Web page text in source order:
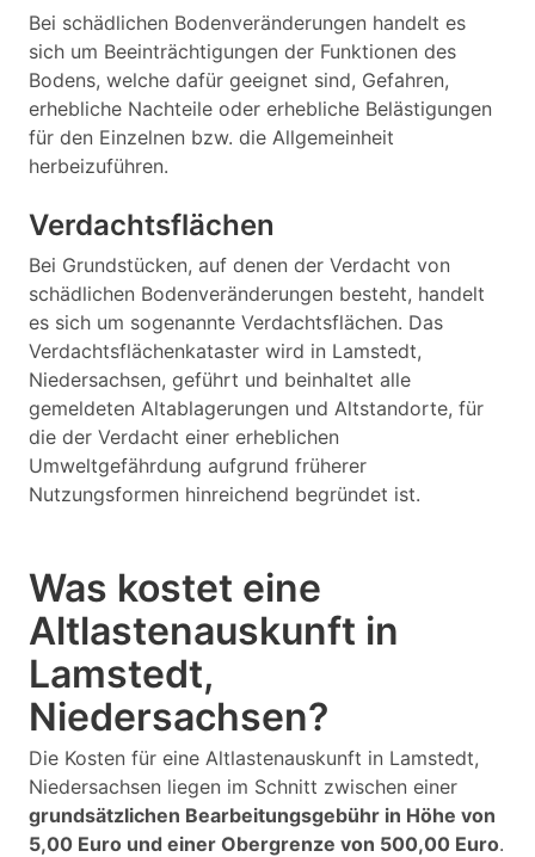
Bei schädlichen Bodenveränderungen handelt es
sich um Beeinträchtigungen der Funktionen des
Bodens, welche dafür geeignet sind, Gefahren,
erhebliche Nachteile oder erhebliche Belästigungen
für den Einzelnen bzw. die Allgemeinheit
herbeizuführen.
Verdachtsflächen
Bei Grundstücken, auf denen der Verdacht von
schädlichen Bodenveränderungen besteht, handelt
es sich um sogenannte Verdachtsflächen. Das
Verdachtsflächenkataster wird in Lamstedt,
Niedersachsen, geführt und beinhaltet alle
gemeldeten Altablagerungen und Altstandorte, für
die der Verdacht einer erheblichen
Umweltgefährdung aufgrund früherer
Nutzungsformen hinreichend begründet ist.
Was kostet eine
Altlastenauskunft in
Lamstedt,
Niedersachsen?
Die Kosten für eine Altlastenauskunft in Lamstedt,
Niedersachsen liegen im Schnitt zwischen einer
grundsätzlichen Bearbeitungsgebühr in Höhe von
5,00 Euro und einer Obergrenze von 500,00 Euro.